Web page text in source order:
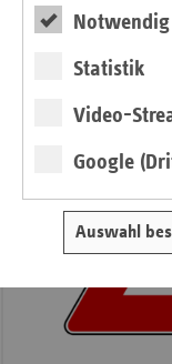
Notwendig
Statistik
Video-
Google
Auswahl